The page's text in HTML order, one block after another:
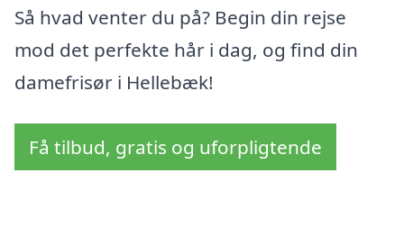
Så hvad venter du på? Begin din rejse
mod det perfekte hår i dag, og find din
damefrisør i Hellebæk!
Få tilbud, gratis og uforpligtende